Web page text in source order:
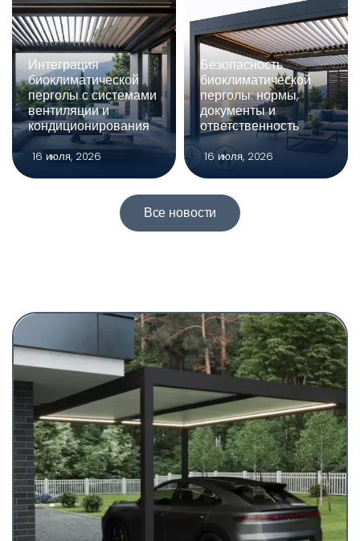
Интеграция
биоклиматической
перголы с системами
вентиляции и
кондиционирования
16 июля, 2026
Безопасность
биоклиматической
перголы: нормы,
документы и
ответственность
16 июля, 2026
Все новости